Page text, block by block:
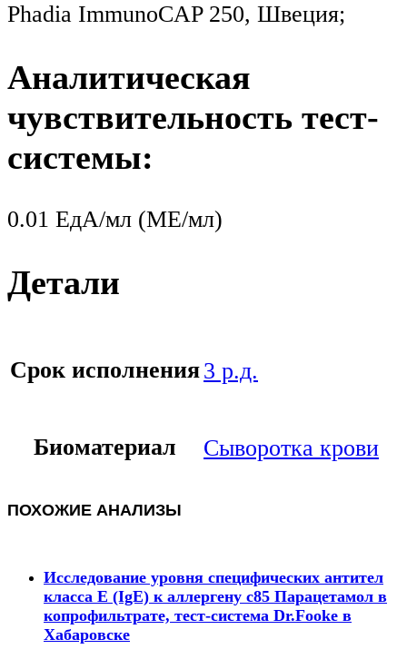
Phadia ImmunoCAP 250, Швеция;
Аналитическая
чувствительность тест-
системы:
0.01 ЕдА/мл (МЕ/мл)
Детали
Срок исполнения3 р.д.
Биоматериал Сыворотка крови
ПОХОЖИЕ АНАЛИЗЫ
Исследование уровня специфических антител
класса E (IgE) к аллергену с85 Парацетамол в
копрофильтрате, тест-система Dr.Fooke в
Хабаровске